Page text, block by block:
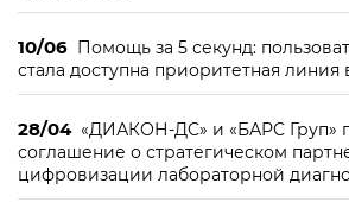
10/06 Помощь за 5 секунд:
стала доступна приоритетная линия
28/04 «ДИАКОН-ДС» и «БАРС Груп»
соглашение о стратегическом
цифровизации лабораторной